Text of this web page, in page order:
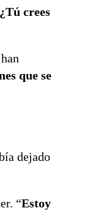
¿Tú crees
que se
dejado
“Estoy